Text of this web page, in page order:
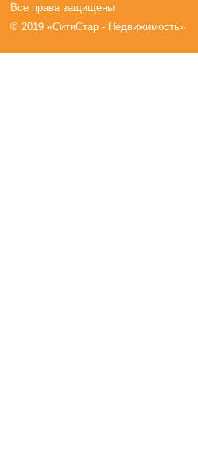
Все права защищены
© 2019 «СитиСтар - Недвижимость»